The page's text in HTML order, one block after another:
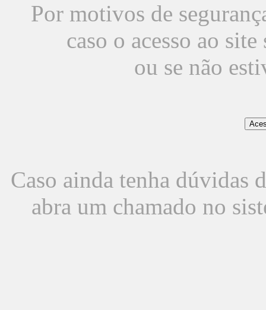
Por motivos de
caso o acesso ao
ou se não
Caso ainda tenha dúvidas
abra um chamado no